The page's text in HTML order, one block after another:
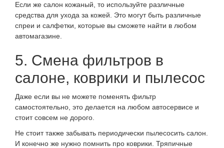
Если же салон кожаный, то используйте различные
средства для ухода за кожей. Это могут быть различные
спреи и салфетки, которые вы сможете найти в любом
автомагазине.
5. Смена фильтров в
салоне, коврики и пылесос
Даже если вы не можете поменять фильтр
самостоятельно, это делается на любом автосервисе и
стоит совсем не дорого.
Не стоит также забывать периодически пылесосить салон.
И конечно же нужно помнить про коврики. Тряпичные